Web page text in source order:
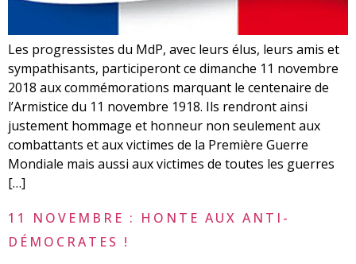
Les progressistes du MdP, avec leurs élus, leurs amis et
sympathisants, participeront ce dimanche 11 novembre
2018 aux commémorations marquant le centenaire de
l’Armistice du 11 novembre 1918. Ils rendront ainsi
justement hommage et honneur non seulement aux
combattants et aux victimes de la Première Guerre
Mondiale mais aussi aux victimes de toutes les guerres
[…]
11 NOVEMBRE : HONTE AUX ANTI-
DÉMOCRATES !